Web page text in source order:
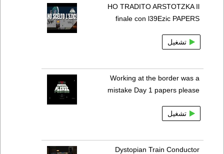
HO TRADITO ARSTOTZKA Il
finale con l39Ezic PAPERS
تشغيل
Working at the border was a
mistake Day 1 papers please
تشغيل
Dystopian Train Conductor